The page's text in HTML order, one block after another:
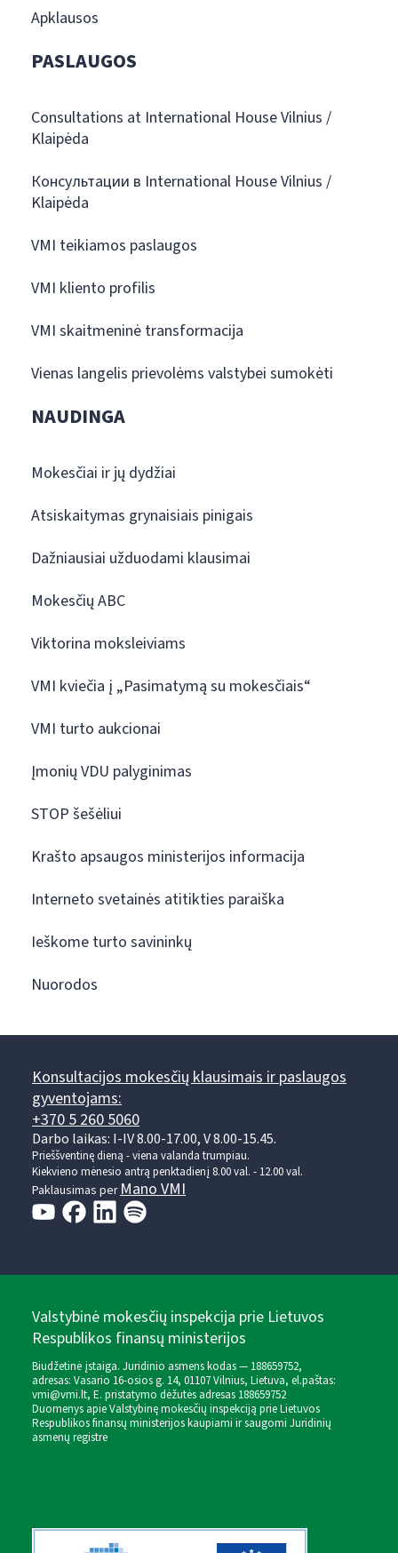
Apklausos
PASLAUGOS
Consultations at International House Vilnius /
Klaipėda
Консультации в International House Vilnius /
Klaipėda
VMI teikiamos paslaugos
VMI kliento profilis
VMI skaitmeninė transformacija
Vienas langelis prievolėms valstybei sumokėti
NAUDINGA
Mokesčiai ir jų dydžiai
Atsiskaitymas grynaisiais pinigais
Dažniausiai užduodami klausimai
Mokesčių ABC
Viktorina moksleiviams
VMI kviečia į „Pasimatymą su mokesčiais“
VMI turto aukcionai
Įmonių VDU palyginimas
STOP šešėliui
Krašto apsaugos ministerijos informacija
Interneto svetainės atitikties paraiška
Ieškome turto savininkų
Nuorodos
Konsultacijos mokesčių klausimais ir paslaugos
gyventojams:
+370 5 260 5060
Darbo laikas: I-IV 8.00-17.00, V 8.00-15.45.
Prieššventinę dieną - viena valanda trumpiau.
Kiekvieno mėnesio antrą penktadienį 8.00 val. - 12.00 val.
Paklausimas perMano VMI
Valstybinė mokesčių inspekcija prie Lietuvos
Respublikos finansų ministerijos
Biudžetinė įstaiga. Juridinio asmens kodas — 188659752,
adresas: Vasario 16-osios g. 14, 01107 Vilnius, Lietuva, el.paštas:
vmi@vmi.lt, E. pristatymo dėžutės adresas 188659752
Duomenys apie Valstybinę mokesčių inspekciją prie Lietuvos
Respublikos finansų ministerijos kaupiami ir saugomi Juridinių
asmenų registre